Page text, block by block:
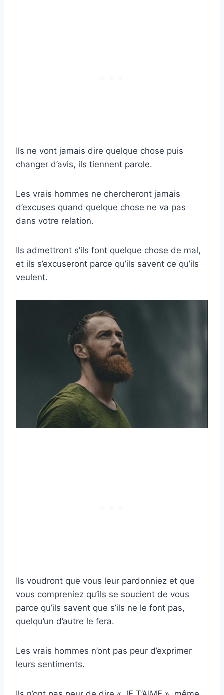
Ils ne vont jamais dire quelque chose puis
changer d’avis, ils tiennent parole.
Les vrais hommes ne chercheront jamais
d’excuses quand quelque chose ne va pas
dans votre relation.
Ils admettront s’ils font quelque chose de mal,
et ils s’excuseront parce qu’ils savent ce qu’ils
veulent.
Ils voudront que vous leur pardonniez et que
vous compreniez qu’ils se soucient de vous
parce qu’ils savent que s’ils ne le font pas,
quelqu’un d’autre le fera.
Les vrais hommes n’ont pas peur d’exprimer
leurs sentiments.